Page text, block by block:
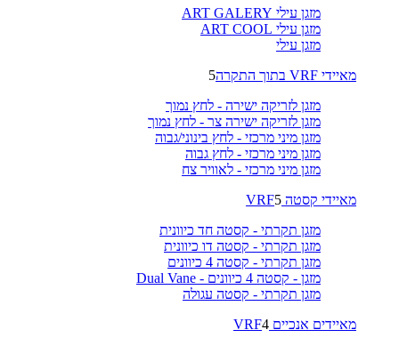
מזגן עילי ART GALERY
מזגן עילי ART COOL
מזגן עילי
מאיידי VRF בתוך התקרה
5
מזגן לזריקה ישירה - לחץ נמוך
מזגן לזריקה ישירה צר - לחץ נמוך
מזגן מיני מרכזי - לחץ בינוני/גבוה
מזגן מיני מרכזי - לחץ גבוה
מזגן מיני מרכזי - לאוויר צח
מאיידי קסטה VRF 5
מזגן תקרתי - קסטה חד כיוונית
מזגן תקרתי - קסטה דו כיוונית
מזגן תקרתי - קסטה 4 כיוונים
מזגן - קסטה 4 כיוונים - Dual Vane
מזגן תקרתי - קסטה עגולה
מאיידים אנכיים VRF 4